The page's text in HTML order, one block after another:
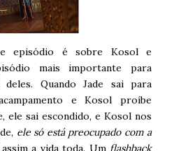
episódio é sobre Kosol e
mais importante para
Quando Jade sai para
e Kosol proíbe
ele sai escondido, e Kosol nos
ele só está preocupado com a
a vida toda. Um flashback